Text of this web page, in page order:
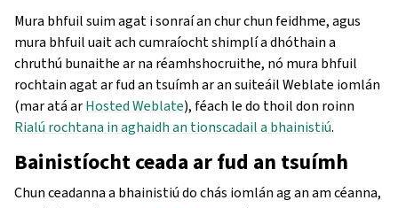
Mura bhfuil suim agat i sonraí an chur chun feidhme, agus
mura bhfuil uait ach cumraíocht shimplí a dhóthain a
chruthú bunaithe ar na réamhshocruithe, nó mura bhfuil
rochtain agat ar fud an tsuímh ar an suiteáil Weblate iomlán
(mar atá arHosted Weblate), féach le do thoil don roinn
Rialú rochtana in aghaidh an tionscadail a bhainistiú.
Bainistíocht ceada ar fud an tsuímh
Chun ceadanna a bhainistiú do chás iomlán ag an am céanna,